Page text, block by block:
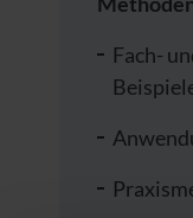
Fach-